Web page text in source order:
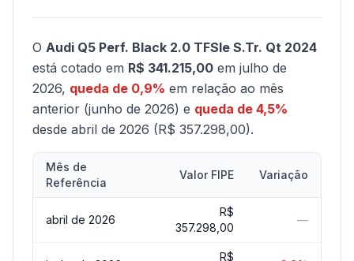
O Audi Q5 Perf. Black 2.0 TFSIe S.Tr. Qt 2024
está cotado em R$ 341.215,00 em julho de
2026, queda de 0,9% em relação ao mês
anterior (junho de 2026) e queda de 4,5%
desde abril de 2026 (R$ 357.298,00).
Mês de
Referência
Valor FIPE Variação
abril de 2026
R$
357.298,00
—
R$